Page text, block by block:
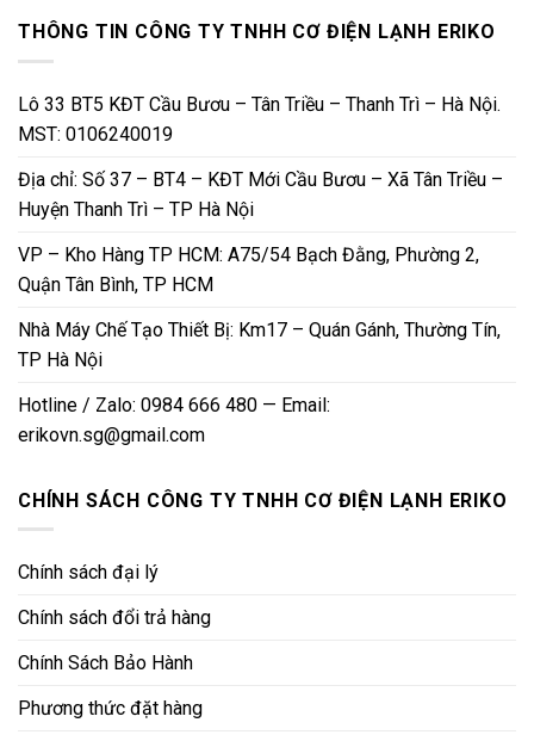
THÔNG TIN CÔNG TY TNHH CƠ ĐIỆN LẠNH ERIKO
Lô 33 BT5 KĐT Cầu Bươu – Tân Triều – Thanh Trì – Hà Nội.
MST: 0106240019
Địa chỉ: Số 37 – BT4 – KĐT Mới Cầu Bươu – Xã Tân Triều –
Huyện Thanh Trì – TP Hà Nội
VP – Kho Hàng TP HCM: A75/54 Bạch Đằng, Phường 2,
Quận Tân Bình, TP HCM
Nhà Máy Chế Tạo Thiết Bị: Km17 – Quán Gánh, Thường Tín,
TP Hà Nội
Hotline / Zalo: 0984 666 480 — Email:
erikovn.sg@gmail.com
CHÍNH SÁCH CÔNG TY TNHH CƠ ĐIỆN LẠNH ERIKO
Chính sách đại lý
Chính sách đổi trả hàng
Chính Sách Bảo Hành
Phương thức đặt hàng